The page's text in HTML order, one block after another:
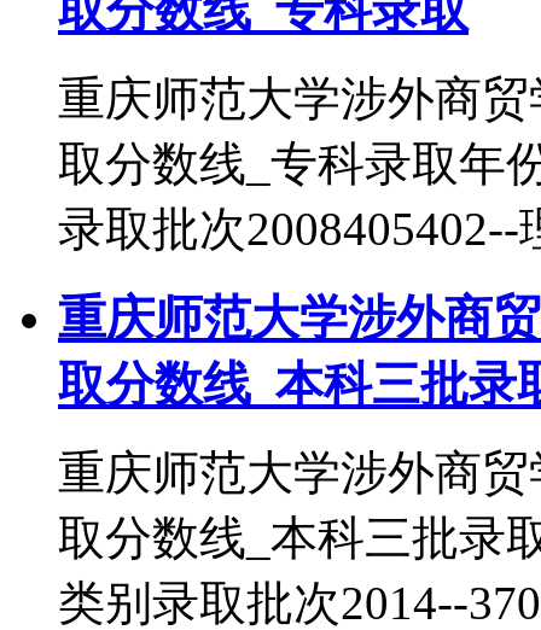
重庆师范大学涉外商
取分数线_专科录取年
录取批次2008405402--
重庆师范大学涉外商
取分数线_本科三批录
重庆师范大学涉外商
取分数线_本科三批录
类别录取批次2014--